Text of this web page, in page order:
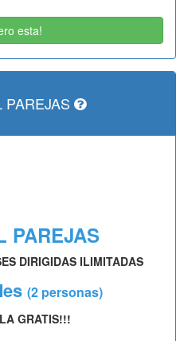
esta!
PAREJAS
PAREJAS
DIRIGIDAS ILIMITADAS
(2 personas)
GRATIS!!!